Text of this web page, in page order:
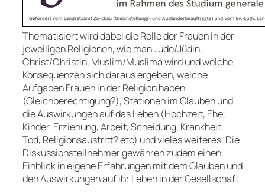
Thematisiert wird dabei die Rolle der Frauen in der
jeweiligen Religionen, wie man Jude/Jüdin,
Christ/Christin, Muslim/Muslima wird und welche
Konsequenzen sich daraus ergeben, welche
Aufgaben Frauen in der Religion haben
(Gleichberechtigung?), Stationen im Glauben und
die Auswirkungen auf das Leben (Hochzeit, Ehe,
Kinder, Erziehung, Arbeit, Scheidung, Krankheit,
Tod, Religionsaustritt? etc) und vieles weiteres. Die
Diskussionsteilnehmer gewähren zudem einen
Einblick in eigene Erfahrungen mit dem Glauben und
den Auswirkungen auf ihr Leben in der Gesellschaft.